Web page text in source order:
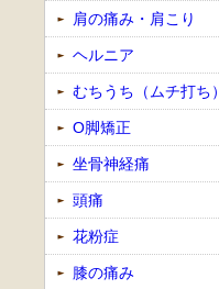
肩の痛み・肩こり
ヘルニア
むちうち（ムチ打ち）
O脚矯正
坐骨神経痛
頭痛
花粉症
膝の痛み